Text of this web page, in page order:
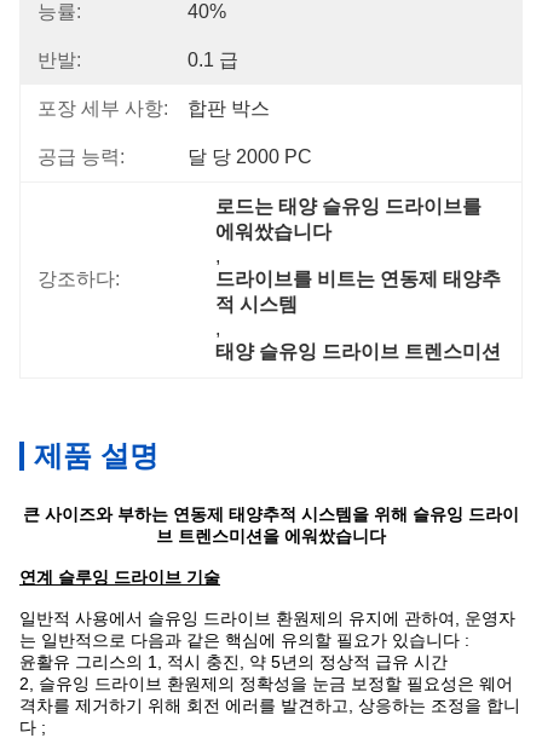
능률: 40%
반발: 0.1 급
포장 세부 사항: 합판 박스
공급 능력: 달 당 2000 PC
강조하다:
로드는 태양 슬유잉 드라이브를
에워쌌습니다
,
드라이브를 비트는 연동제 태양추
적 시스템
,
태양 슬유잉 드라이브 트렌스미션
제품 설명
큰 사이즈와 부하는 연동제 태양추적 시스템을 위해 슬유잉 드라이
브 트렌스미션을 에워쌌습니다
연계 슬루잉 드라이브 기술
일반적 사용에서 슬유잉 드라이브 환원제의 유지에 관하여, 운영자
는 일반적으로 다음과 같은 핵심에 유의할 필요가 있습니다 :
윤활유 그리스의 1, 적시 충진, 약 5년의 정상적 급유 시간
2, 슬유잉 드라이브 환원제의 정확성을 눈금 보정할 필요성은 웨어
격차를 제거하기 위해 회전 에러를 발견하고, 상응하는 조정을 합니
다 ;